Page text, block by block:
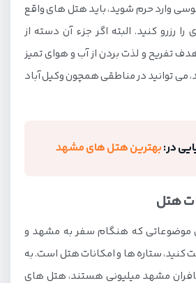
وارد حرم شوید، باید هتل های واقع
رزرو کنید. البته اگر جزء آن دسته از
تفریح و لذت بردن از آب و هوای تمیز
می توانید در مناطقی همچون وکیل آباد
در:بهترین هتل های مشهد
هتل
موضوعاتی که هنگام سفر به مشهد و
کنید، ستاره ها و امکانات هتل است. به
مشهد میلیونی هستند، هتل های